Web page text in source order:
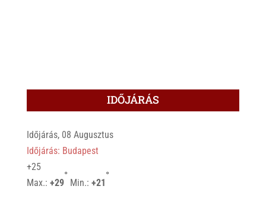
IDŐJÁRÁS
Időjárás, 08 Augusztus
Időjárás: Budapest
+25
Max.: +29
°
Min.: +21
°